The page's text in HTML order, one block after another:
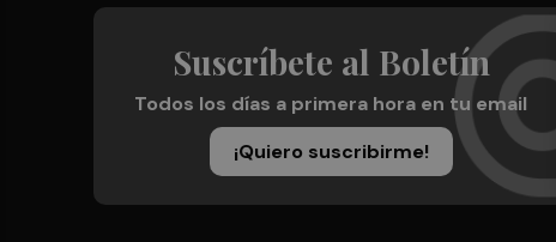
Suscríbete al Boletín
Todos los días a primera hora en tu email
¡Quiero suscribirme!